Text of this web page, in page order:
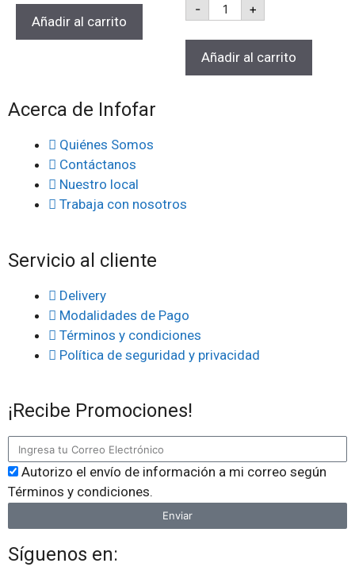
Añadir al carrito
- +
Añadir al carrito
Acerca de Infofar
Quiénes Somos
Contáctanos
Nuestro local
Trabaja con nosotros
Servicio al cliente
Delivery
Modalidades de Pago
Términos y condiciones
Política de seguridad y privacidad
¡Recibe Promociones!
Autorizo el envío de información a mi correo según
Términos y condiciones.
Enviar
Síguenos en: